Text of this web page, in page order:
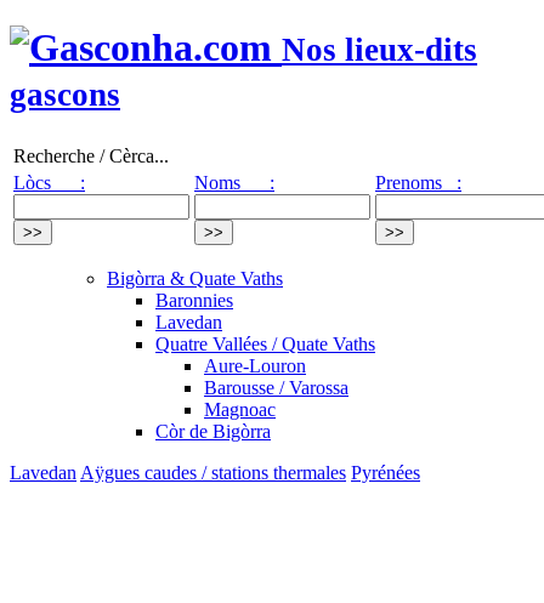
Nos lieux-dits
gascons
Recherche / Cèrca...
Lòcs :
Noms : Prenoms :
Bigòrra & Quate Vaths
Baronnies
Lavedan
Quatre Vallées / Quate Vaths
Aure-Louron
Barousse / Varossa
Magnoac
Còr de Bigòrra
Lavedan Aÿgues caudes / stations thermales Pyrénées